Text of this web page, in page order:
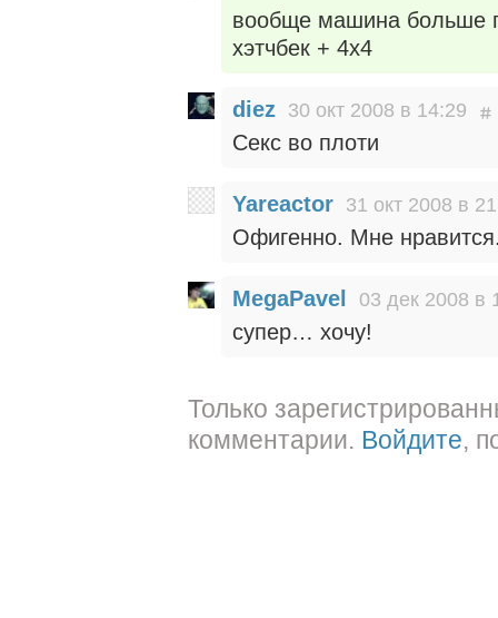
вообще машина больше
хэтчбек + 4x4
diez 30 окт 2008 в 14:29
Секс во плоти
Yareactor 31 окт 2008 в
Офигенно. Мне
MegaPavel 03 дек 2008 в
супер… хочу!
Только
комментарии. Войдите,